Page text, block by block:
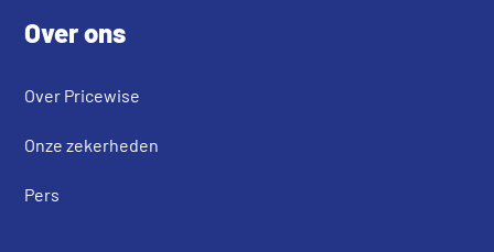
Over ons
Over Pricewise
Onze zekerheden
Pers